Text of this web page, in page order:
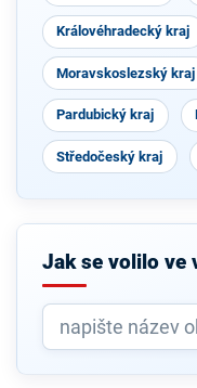
Královéhradecký kraj
Moravskoslezský kraj
Pardubický kraj
Středočeský kraj
Jak se volilo ve